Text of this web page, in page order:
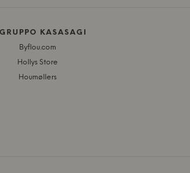
GRUPPO KASASAGI
Byflou.com
Hollys Store
Houmøllers